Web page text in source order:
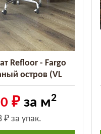
Refloor - Fargo
остров (VL
300416519)
₽ за м2
₽за упак.